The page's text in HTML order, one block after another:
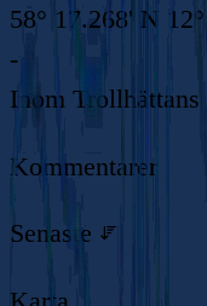
58° 17.268' N
-
Inom
Kommentarer
Senaste